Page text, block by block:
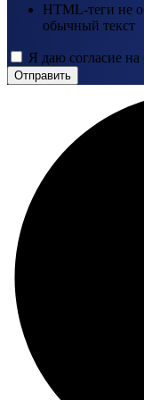
HTML-теги не
обычный текст
Я даю согласие на
Отправить